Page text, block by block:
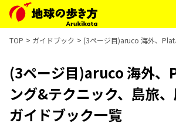
TOP ガイドブック (3ページ目)aruco 海外、
(3ページ目)aruco 海外、
ング&テクニック、島旅
ガイドブック一覧